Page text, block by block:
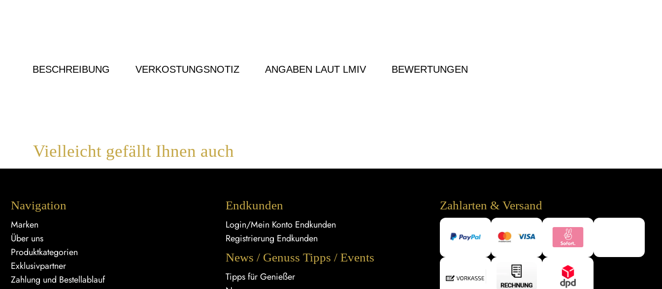
BESCHREIBUNG VERKOSTUNGSNOTIZ ANGABEN LAUT LMIV BEWERTUNGEN
Vielleicht gefällt Ihnen auch
Navigation
Marken
Über uns
Produktkategorien
Exklusivpartner
Zahlung und Bestellablauf
Endkunden
Login/Mein Konto Endkunden
Registrierung Endkunden
News / Genuss Tipps / Events
Tipps für Genießer
Zahlarten & Versand